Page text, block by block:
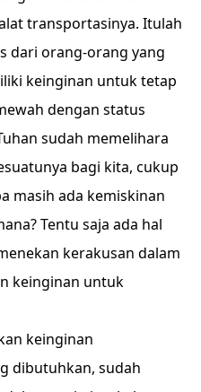
transportasinya. Itulah
dari orang-orang yang
keinginan untuk tetap
dengan status
sudah memelihara
bagi kita, cukup
masih ada kemiskinan
Tentu saja ada hal
kerakusan dalam
keinginan untuk
keinginan
dibutuhkan, sudah